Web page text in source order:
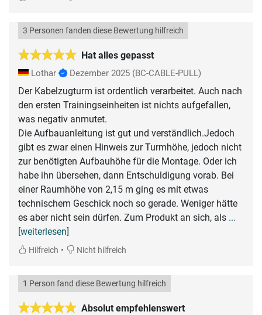
Hat alles gepasst
3 Personen fanden diese Bewertung hilfreich
Lothar Dezember 2025 (BC-CABLE-PULL)
Der Kabelzugturm ist ordentlich verarbeitet. Auch nach
den ersten Trainingseinheiten ist nichts aufgefallen,
was negativ anmutet.
Die Aufbauanleitung ist gut und verständlich.Jedoch
gibt es zwar einen Hinweis zur Turmhöhe, jedoch nicht
zur benötigten Aufbauhöhe für die Montage. Oder ich
habe ihn übersehen, dann Entschuldigung vorab. Bei
einer Raumhöhe von 2,15 m ging es mit etwas
technischem Geschick noch so gerade. Weniger hätte
es aber nicht sein dürfen. Zum Produkt an sich, als ...
[weiterlesen]
Hilfreich • Nicht hilfreich
Absolut empfehlenswert
1 Person fand diese Bewertung hilfreich